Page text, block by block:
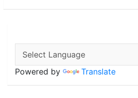
Powered by Translate